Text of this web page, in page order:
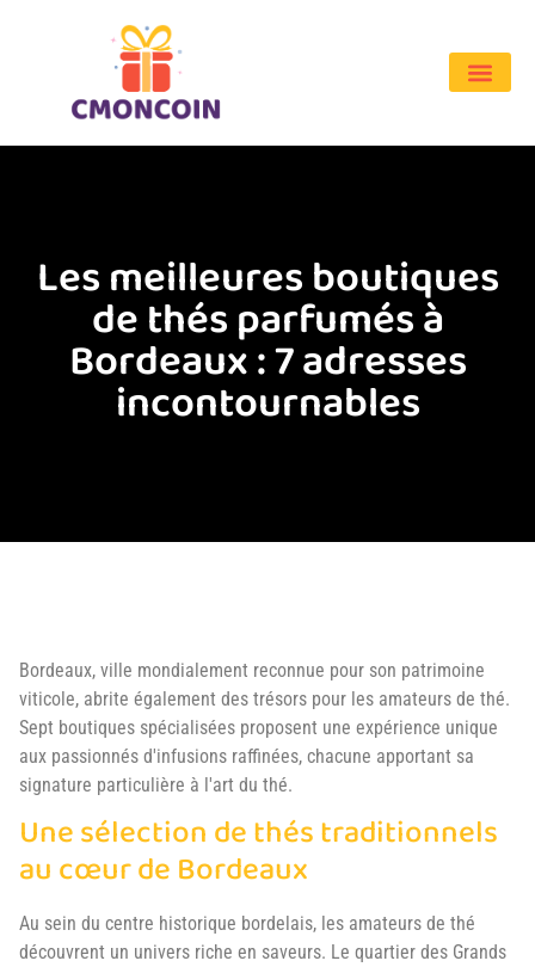
Les meilleures boutiques
de thés parfumés à
Bordeaux : 7 adresses
incontournables
Bordeaux, ville mondialement reconnue pour son patrimoine
viticole, abrite également des trésors pour les amateurs de thé.
Sept boutiques spécialisées proposent une expérience unique
aux passionnés d'infusions raffinées, chacune apportant sa
signature particulière à l'art du thé.
Une sélection de thés traditionnels
au cœur de Bordeaux
Au sein du centre historique bordelais, les amateurs de thé
découvrent un univers riche en saveurs. Le quartier des Grands